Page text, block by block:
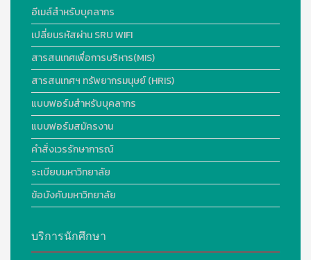
อีเมล์สำหรับบุคลากร
เปลี่ยนรหัสผ่าน SRU WIFI
สารสนเทศเพื่อการบริหาร(MIS)
สารสนเทศฯ ทรัพยากรมนุษย์ (HRIS)
แบบฟอร์มสำหรับบุคลากร
แบบฟอร์มสมัครงาน
คำสั่งเวรรักษาการณ์
ระเบียบมหาวิทยาลัย
ข้อบังคับมหาวิทยาลัย
บริการนักศึกษา